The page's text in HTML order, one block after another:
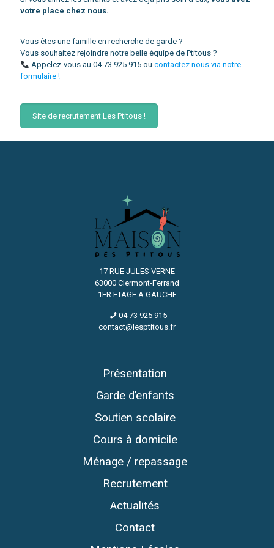
votre place chez nous.
Vous êtes une famille en recherche de garde ?
Vous souhaitez rejoindre notre belle équipe de Ptitous ?
Appelez-vous au 04 73 925 915 ou contactez nous via notre
formulaire !
Site de recrutement Les Ptitous !
17 RUE JULES VERNE
63000 Clermont-Ferrand
1ER ETAGE A GAUCHE
04 73 925 915
contact@lesptitous.fr
Présentation
Garde d’enfants
Soutien scolaire
Cours à domicile
Ménage / repassage
Recrutement
Actualités
Contact